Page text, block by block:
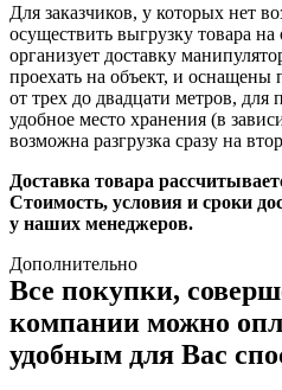
Для заказчиков, у которых нет
осуществить выгрузку товара
организует доставку
проехать на объект, и оснащены
от трех до двадцати метров, для
удобное место хранения (в
возможна разгрузка сразу на
Доставка товара
Стоимость, условия и сроки
у наших менеджеров.
Дополнительно
Все покупки,
компании можно
удобным для Вас